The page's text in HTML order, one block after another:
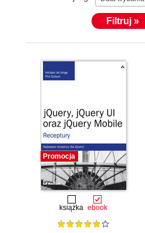
Filtruj »
Promocja
książka ebook